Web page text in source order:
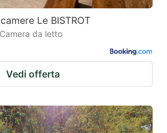
Le BISTROT
da letto
Vedi offerta